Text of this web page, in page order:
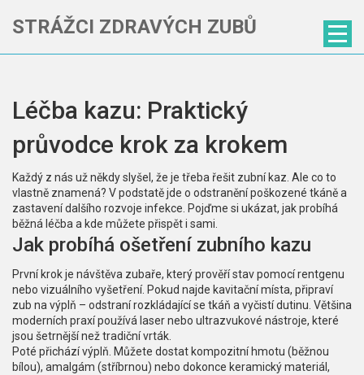
STRÁŽCI ZDRAVÝCH ZUBŮ
Léčba kazu: Praktický
průvodce krok za krokem
Každý z nás už někdy slyšel, že je třeba řešit zubní kaz. Ale co to
vlastně znamená? V podstatě jde o odstranění poškozené tkáně a
zastavení dalšího rozvoje infekce. Pojďme si ukázat, jak probíhá
běžná léčba a kde můžete přispět i sami.
Jak probíhá ošetření zubního kazu
První krok je návštěva zubaře, který prověří stav pomocí rentgenu
nebo vizuálního vyšetření. Pokud najde kavitační místa, připraví
zub na výplň – odstraní rozkládající se tkáň a vyčistí dutinu. Většina
moderních praxí používá laser nebo ultrazvukové nástroje, které
jsou šetrnější než tradiční vrták.
Poté přichází výplň. Můžete dostat kompozitní hmotu (běžnou
bílou), amalgám (stříbrnou) nebo dokonce keramický materiál,